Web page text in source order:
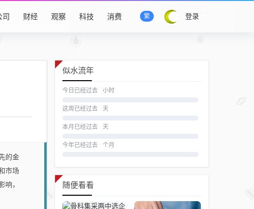
登录
繁
司 财经 观察 科技 消费
的金
市场
响，
似水流年
今日已经过去 小时
这周已经过去 天
本月已经过去 天
今年已经过去 个月
随便看看